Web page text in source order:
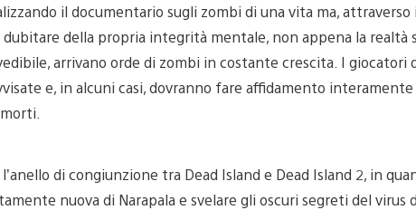
il documentario sugli zombi di una vita ma, attraverso
della propria integrità mentale, non appena la realtà
arrivano orde di zombi in costante crescita. I giocatori
e, in alcuni casi, dovranno fare affidamento interamente
di congiunzione tra Dead Island e Dead Island 2, in
nuova di Narapala e svelare gli oscuri segreti del virus